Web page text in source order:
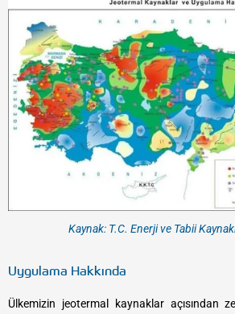
Kaynak: T.C. Enerji ve Tabii
Uygulama Hakkında
Ülkemizin jeotermal kaynaklar açısından